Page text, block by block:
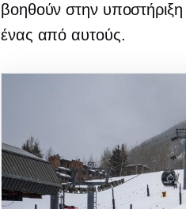
βοηθούν στην υποστήριξη
ένας από αυτούς.